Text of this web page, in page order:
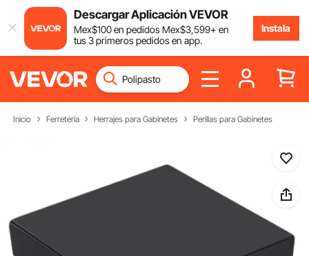
Descargar Aplicación VEVOR
Mex$100en pedidos Mex$3,599+ en
tus 3 primeros pedidos en app.
Instala
Inicio Ferretería Herrajes para Gabinetes Perillas para Gabinetes